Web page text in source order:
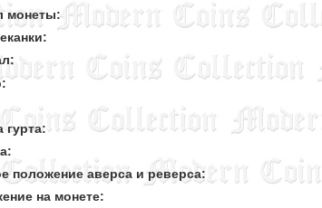
монеты:
гурта:
положение аверса и реверса:
на монете: